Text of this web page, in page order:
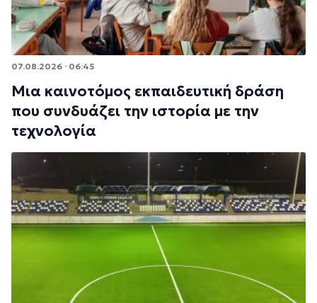
07.08.2026 · 06:45
Μια καινοτόμος εκπαιδευτική δράση
που συνδυάζει την ιστορία με την
τεχνολογία